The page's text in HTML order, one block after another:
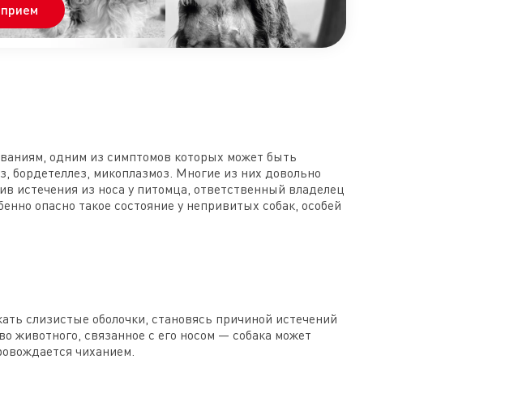
одним из симптомов которых может быть
бордетеллез, микоплазмоз. Многие из них довольно
истечения из носа у питомца, ответственный владелец
опасно такое состояние у непривитых собак, особей
слизистые оболочки, становясь причиной истечений
животного, связанное с его носом — собака может
чиханием.